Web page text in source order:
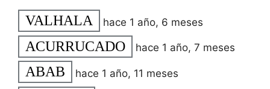
VALHALA hace 1 año, 6 meses
ACURRUCADO hace 1 año, 7 meses
ABAB hace 1 año, 11 meses